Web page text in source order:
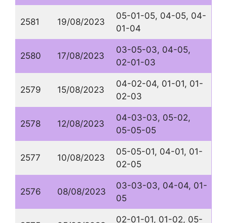
2581 19/08/2023
05-01-05, 04-05, 04-
01-04
2580 17/08/2023
03-05-03, 04-05,
02-01-03
2579 15/08/2023
04-02-04, 01-01, 01-
02-03
2578 12/08/2023
04-03-03, 05-02,
05-05-05
2577 10/08/2023
05-05-01, 04-01, 01-
02-05
2576 08/08/2023
03-03-03, 04-04, 01-
05
02-01-01, 01-02, 05-